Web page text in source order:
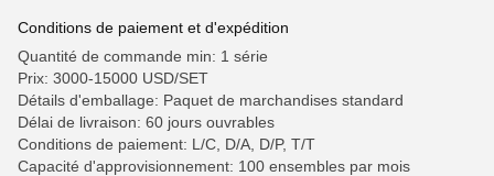
Conditions de paiement et d'expédition
Quantité de commande min: 1 série
Prix: 3000-15000 USD/SET
Détails d'emballage: Paquet de marchandises standard
Délai de livraison: 60 jours ouvrables
Conditions de paiement: L/C, D/A, D/P, T/T
Capacité d'approvisionnement: 100 ensembles par mois